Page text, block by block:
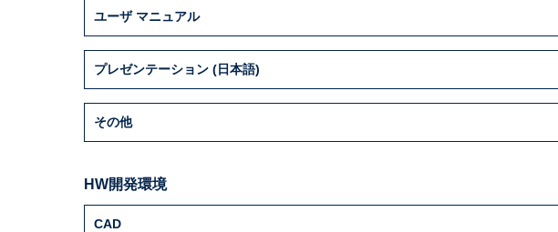
ユーザ マニュアル
プレゼンテーション (日本語)
その他
HW開発環境
CAD